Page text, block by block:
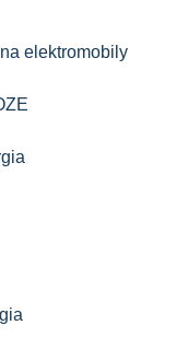
elektromobily